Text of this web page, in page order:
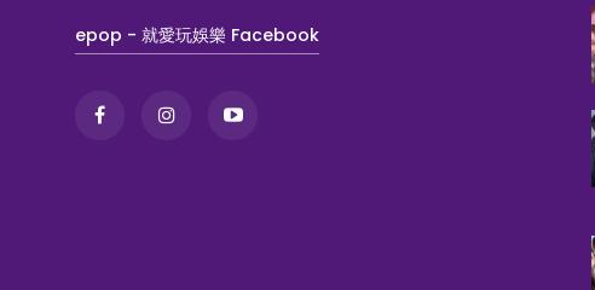
epop - 就愛玩娛樂 Facebook